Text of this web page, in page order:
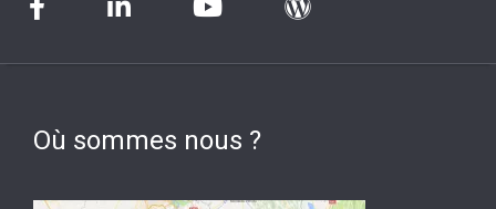
Où sommes nous ?